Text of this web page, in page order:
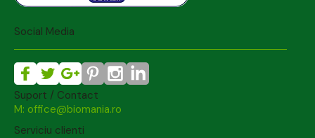
Social Media
Suport / Contact
M: office@biomania.ro
Serviciu clienti